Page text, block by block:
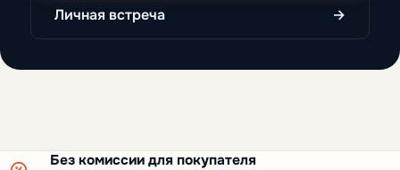
Личная встреча →
Без комиссии для покупателя